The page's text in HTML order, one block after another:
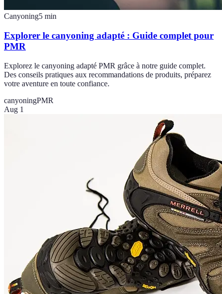
Canyoning5 min
Explorer le canyoning adapté : Guide complet pour
PMR
Explorez le canyoning adapté PMR grâce à notre guide complet.
Des conseils pratiques aux recommandations de produits, préparez
votre aventure en toute confiance.
canyoningPMR
Aug 1